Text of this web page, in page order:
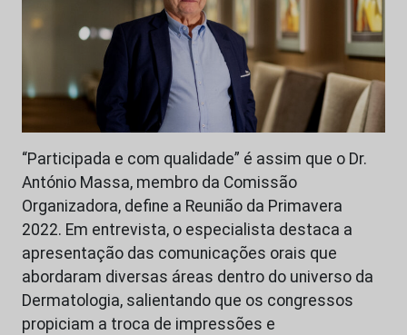
“Participada e com qualidade” é assim que o Dr.
António Massa, membro da Comissão
Organizadora, define a Reunião da Primavera
2022. Em entrevista, o especialista destaca a
apresentação das comunicações orais que
abordaram diversas áreas dentro do universo da
Dermatologia, salientando que os congressos
propiciam a troca de impressões e